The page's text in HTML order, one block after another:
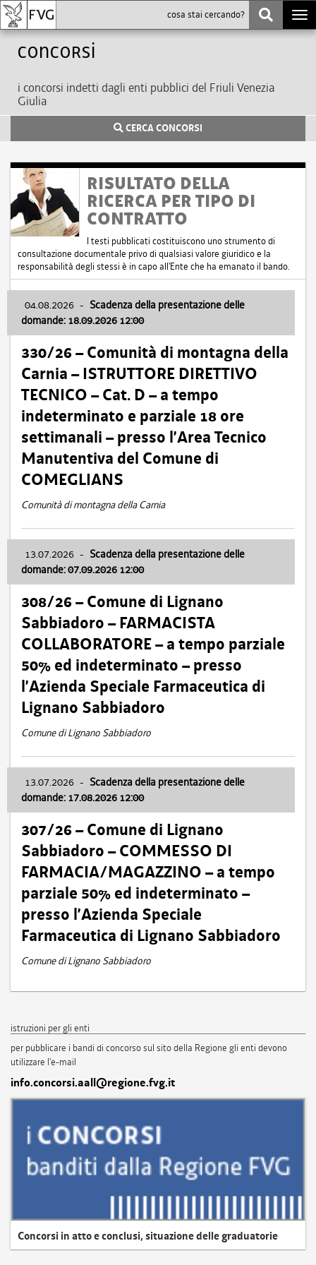
Concorsi
i concorsi indetti dagli enti pubblici del Friuli Venezia
Giulia
CERCA CONCORSI
RISULTATO DELLA
RICERCA PER TIPO DI
CONTRATTO
I testi pubblicati costituiscono uno strumento di
consultazione documentale privo di qualsiasi valore giuridico e la
responsabilità degli stessi è in capo all'Ente che ha emanato il bando.
04.08.2026 - Scadenza della presentazione delle
domande: 18.09.2026 12:00
330/26 – Comunità di montagna della
Carnia – ISTRUTTORE DIRETTIVO
TECNICO – Cat. D – a tempo
indeterminato e parziale 18 ore
settimanali – presso l’Area Tecnico
Manutentiva del Comune di
COMEGLIANS
Comunità di montagna della Carnia
13.07.2026 - Scadenza della presentazione delle
domande: 07.09.2026 12:00
308/26 – Comune di Lignano
Sabbiadoro – FARMACISTA
COLLABORATORE – a tempo parziale
50% ed indeterminato – presso
l’Azienda Speciale Farmaceutica di
Lignano Sabbiadoro
Comune di Lignano Sabbiadoro
13.07.2026 - Scadenza della presentazione delle
domande: 17.08.2026 12:00
307/26 – Comune di Lignano
Sabbiadoro – COMMESSO DI
FARMACIA/MAGAZZINO – a tempo
parziale 50% ed indeterminato –
presso l’Azienda Speciale
Farmaceutica di Lignano Sabbiadoro
Comune di Lignano Sabbiadoro
istruzioni per gli enti
per pubblicare i bandi di concorso sul sito della Regione gli enti devono
utilizzare l'e-mail
info.concorsi.aall@regione.fvg.it
Concorsi in atto e conclusi, situazione delle graduatorie